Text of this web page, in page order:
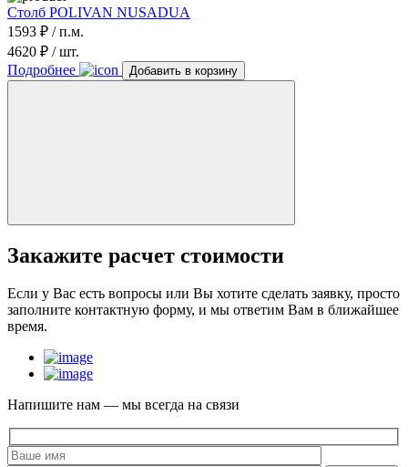
Столб POLIVAN NUSADUA
1593 ₽ / п.м.
4620 ₽ / шт.
Подробнее
Добавить в корзину
Закажите расчет стоимости
Если у Вас есть вопросы или Вы хотите сделать заявку, просто
заполните контактную форму, и мы ответим Вам в ближайшее
время.
Напишите нам — мы всегда на связи